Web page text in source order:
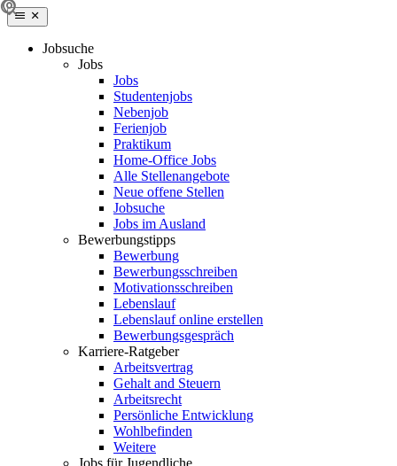
Jobsuche
Jobs
Jobs
Studentenjobs
Nebenjob
Ferienjob
Praktikum
Home-Office Jobs
Alle Stellenangebote
Neue offene Stellen
Jobsuche
Jobs im Ausland
Bewerbungstipps
Bewerbung
Bewerbungsschreiben
Motivationsschreiben
Lebenslauf
Lebenslauf online erstellen
Bewerbungsgespräch
Karriere-Ratgeber
Arbeitsvertrag
Gehalt and Steuern
Arbeitsrecht
Persönliche Entwicklung
Wohlbefinden
Weitere
Jobs für Jugendliche